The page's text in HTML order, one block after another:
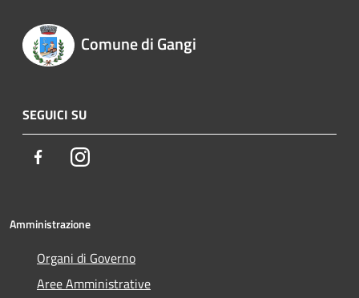
Comune di Gangi
SEGUICI SU
FacebookInstagram
Amministrazione
Organi di Governo
Aree Amministrative